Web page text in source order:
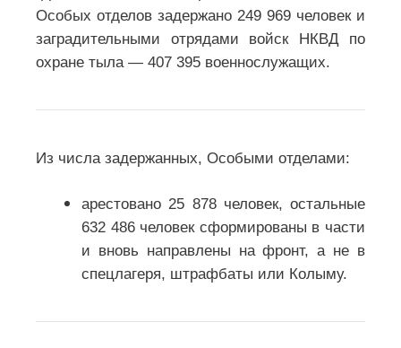
Особых отделов задержано 249 969 человек и
заградительными отрядами войск НКВД по
охране тыла — 407 395 военнослужащих.
Из числа задержанных, Особыми отделами:
арестовано 25 878 человек, остальные
632 486 человек сформированы в части
и вновь направлены на фронт, а не в
спецлагеря, штрафбаты или Колыму.